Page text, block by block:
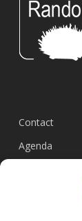
Contact
Agenda